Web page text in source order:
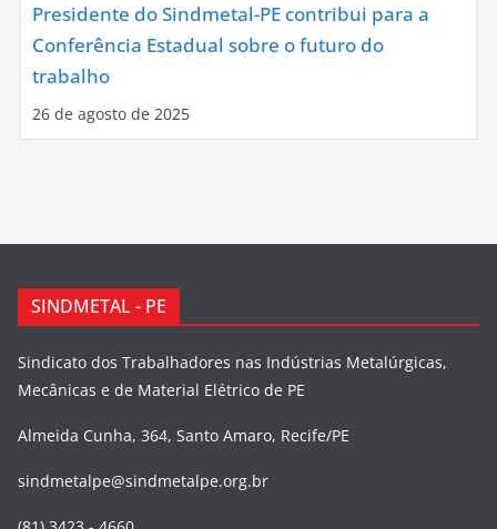
Presidente do Sindmetal-PE contribui para a
Conferência Estadual sobre o futuro do
trabalho
26 de agosto de 2025
SINDMETAL - PE
Sindicato dos Trabalhadores nas Indústrias Metalúrgicas,
Mecânicas e de Material Elétrico de PE
Almeida Cunha, 364, Santo Amaro, Recife/PE
sindmetalpe@sindmetalpe.org.br